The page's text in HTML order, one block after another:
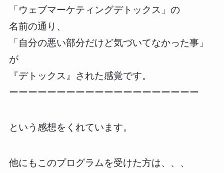
「ウェブマーケティングデトックス」の
名前の通り、
「自分の悪い部分だけど気づいてなかった事」
が
『デトックス』された感覚です。
ーーーーーーーーーーーーーーーーーーーー
という感想をくれています。
他にもこのプログラムを受けた方は、、、